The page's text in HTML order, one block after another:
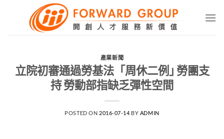
產業新聞
立院初審通過勞基法「周休二例｣ 勞團支
持 勞動部指缺乏彈性空間
POSTED ON 2016-07-14 BY ADMIN